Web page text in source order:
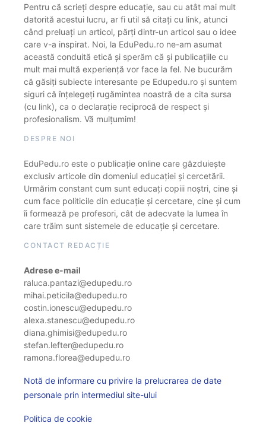
Pentru că scrieți despre educație, sau cu atât mai mult
datorită acestui lucru, ar fi util să citați cu link, atunci
când preluați un articol, părți dintr-un articol sau o idee
care v-a inspirat. Noi, la EduPedu.ro ne-am asumat
această conduită etică și sperăm că și publicațiile cu
mult mai multă experiență vor face la fel. Ne bucurăm
că găsiți subiecte interesante pe Edupedu.ro și suntem
siguri că înțelegeți rugămintea noastră de a cita sursa
(cu link), ca o declarație reciprocă de respect și
profesionalism. Vă mulțumim!
DESPRE NOI
EduPedu.ro este o publicație online care găzduiește
exclusiv articole din domeniul educației și cercetării.
Urmărim constant cum sunt educați copiii noștri, cine și
cum face politicile din educație și cercetare, cine și cum
îi formează pe profesori, cât de adecvate la lumea în
care trăim sunt sistemele de educație și cercetare.
CONTACT REDACȚIE
Adrese e-mail
raluca.pantazi@edupedu.ro
mihai.peticila@edupedu.ro
costin.ionescu@edupedu.ro
alexa.stanescu@edupedu.ro
diana.ghimisi@edupedu.ro
stefan.lefter@edupedu.ro
ramona.florea@edupedu.ro
Notă de informare cu privire la prelucrarea de date
personale prin intermediul site-ului
Politica de cookie